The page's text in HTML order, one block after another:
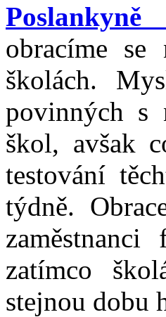
obracíme
školách.
povinných s
škol, avšak
testování
týdně.
zatímco
stejnou dobu